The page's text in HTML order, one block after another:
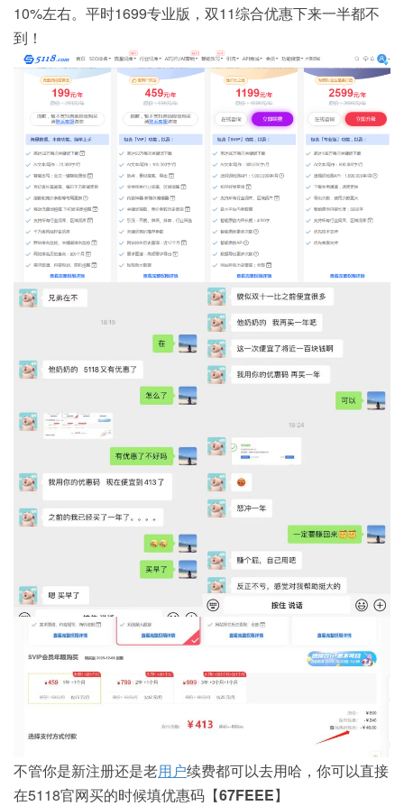
10%左右。平时1699专业版，双11综合优惠下来一半都不
到！
不管你是新注册还是老用户续费都可以去用哈，你可以直接
在5118官网买的时候填优惠码【67FEEE】